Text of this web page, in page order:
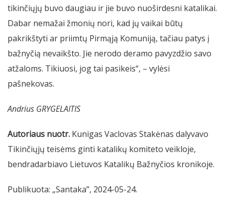
tikinčiųjų buvo daugiau ir jie buvo nuoširdesni katalikai.
Dabar nemažai žmonių nori, kad jų vaikai būtų
pakrikštyti ar priimtų Pirmąją Komuniją, tačiau patys į
bažnyčią nevaikšto. Jie nerodo deramo pavyzdžio savo
atžaloms. Tikiuosi, jog tai pasikeis“, – vylėsi
pašnekovas.
Andrius GRYGELAITIS
Autoriaus nuotr. Kunigas Vaclovas Stakėnas dalyvavo
Tikinčiųjų teisėms ginti katalikų komiteto veikloje,
bendradarbiavo Lietuvos Katalikų Bažnyčios kronikoje.
Publikuota: „Santaka”, 2024-05-24.